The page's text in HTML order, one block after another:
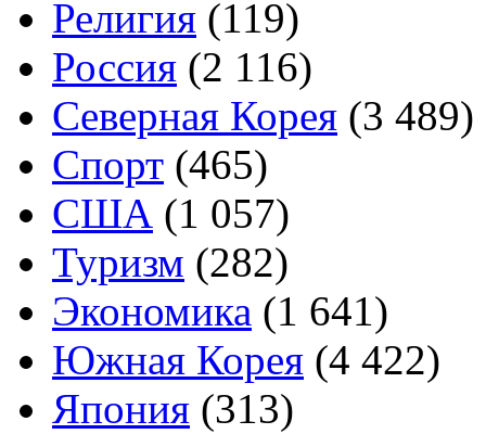
Религия (119)
Россия (2 116)
Северная Корея (3 489)
Спорт (465)
США (1 057)
Туризм (282)
Экономика (1 641)
Южная Корея (4 422)
Япония (313)